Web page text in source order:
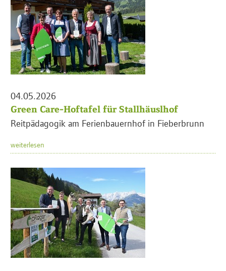
04.05.2026
Green Care-Hoftafel für Stallhäuslhof
Reitpädagogik am Ferienbauernhof in Fieberbrunn
weiterlesen